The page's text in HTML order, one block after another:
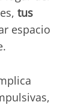
tus
espacio